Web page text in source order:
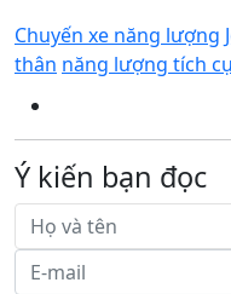
Chuyến xe năng lượng
thân năng lượng tích
Ý kiến bạn đọc